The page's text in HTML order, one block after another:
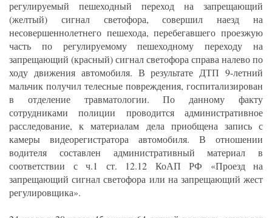
регулируемый пешеходный переход на запрещающий
(желтый) сигнал светофора, совершил наезд на
несовершеннолетнего пешехода, перебегавшего проезжую
часть по регулируемому пешеходному переходу на
запрещающий (красный) сигнал светофора справа налево по
ходу движения автомобиля. В результате ДТП 9-летний
мальчик получил телесные повреждения, госпитализирован
в отделение травматологии. По данному факту
сотрудниками полиции проводится административное
расследование, к материалам дела приобщена запись с
камеры видеорегистратора автомобиля. В отношении
водителя составлен административный материал в
соответствии с ч.1 ст. 12.12 КоАП РФ «Проезд на
запрещающий сигнал светофора или на запрещающий жест
регулировщика».